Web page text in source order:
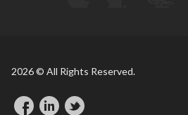
2026 © All Rights Reserved.